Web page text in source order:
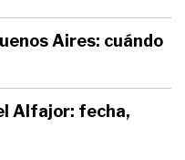
Aires: cuándo
Alfajor: fecha,